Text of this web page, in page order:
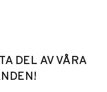
DEL AV VÅRA